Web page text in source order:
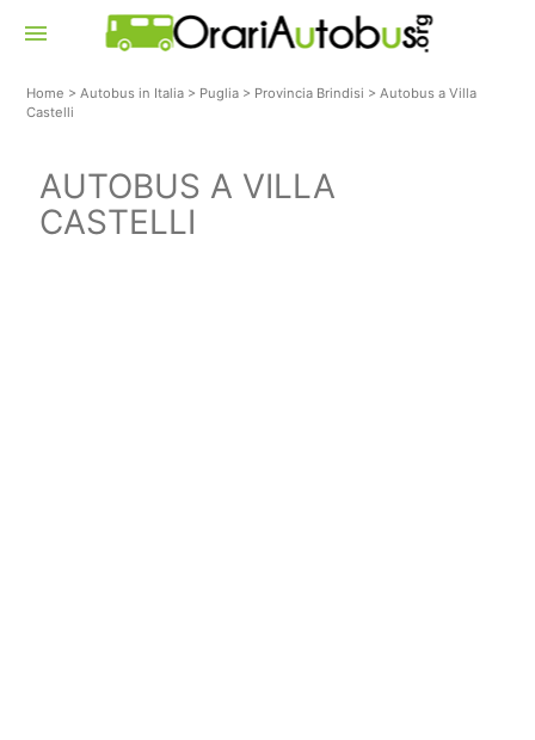
menu
Home >Autobus in Italia > Puglia > Provincia Brindisi >Autobus a Villa
Castelli
AUTOBUS A VILLA
CASTELLI